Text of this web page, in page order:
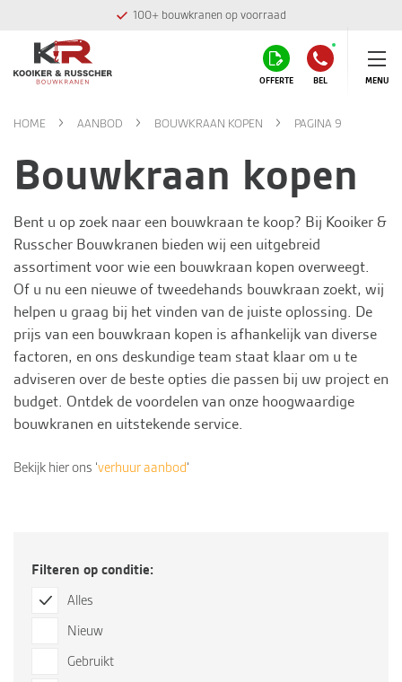
100+ bouwkranen op voorraad
OFFERTE BEL MENU
HOME AANBOD BOUWKRAAN KOPEN PAGINA 9
Bouwkraan kopen
Bent u op zoek naar een bouwkraan te koop? Bij Kooiker &
Russcher Bouwkranen bieden wij een uitgebreid
assortiment voor wie een bouwkraan kopen overweegt.
Of u nu een nieuwe of tweedehands bouwkraan zoekt, wij
helpen u graag bij het vinden van de juiste oplossing. De
prijs van een bouwkraan kopen is afhankelijk van diverse
factoren, en ons deskundige team staat klaar om u te
adviseren over de beste opties die passen bij uw project en
budget. Ontdek de voordelen van onze hoogwaardige
bouwkranen en uitstekendeservice.
Bekijk hier ons ‘verhuur aanbod‘
Filteren op conditie:
Alles
Nieuw
Gebruikt